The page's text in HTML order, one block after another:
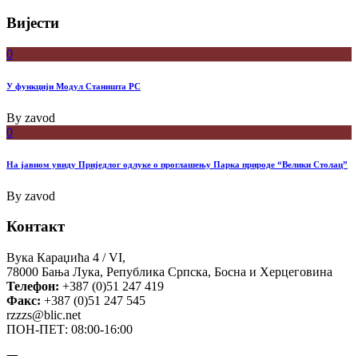
Вијести
0
У функцији Модул Станишта РС
By zavod
0
На јавном увиду Приједлог oдлуке о проглашењу Парка природе “Велики Столац”
By zavod
Контакт
Вука Караџића 4 / VI,
78000 Бања Лука, Република Српска, Босна и Херцеговина
Телефон: +387 (0)51 247 419
Факс: +387 (0)51 247 545
rzzzs@blic.net
ПОН-ПЕТ: 08:00-16:00